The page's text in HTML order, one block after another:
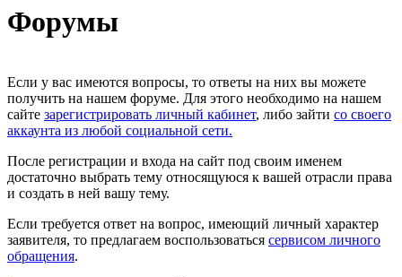
Форумы
Если у вас имеются вопросы, то ответы на них вы можете
получить на нашем форуме. Для этого необходимо на нашем
сайте зарегистрировать личный кабинет, либо зайти со своего
аккаунта из любой социальной сети.
После регистрации и входа на сайт под своим именем
достаточно выбрать тему относящуюся к вашей отрасли права
и создать в ней вашу тему.
Если требуется ответ на вопрос, имеющий личный характер
заявителя, то предлагаем воспользоваться сервисом личного
обращения.